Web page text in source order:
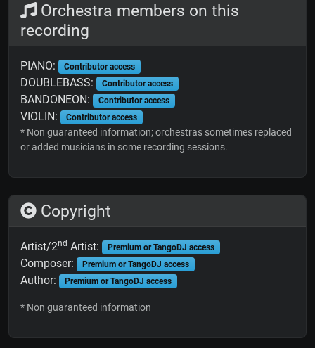
Orchestra members on this
recording
PIANO: Contributor access
DOUBLEBASS: Contributor access
BANDONEON: Contributor access
VIOLIN: Contributor access
* Non guaranteed information; orchestras sometimes replaced
or added musicians in some recording sessions.
Copyright
Artist/2nd Artist: Premium or TangoDJ access
Composer: Premium or TangoDJ access
Author: Premium or TangoDJ access
* Non guaranteed information